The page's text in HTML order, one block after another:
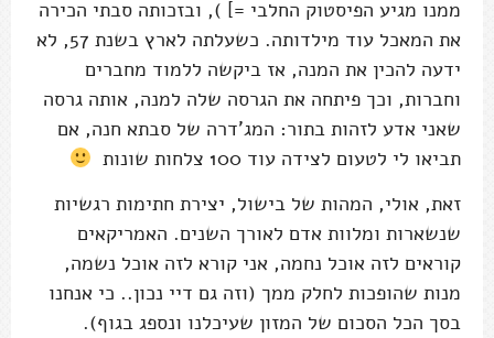
ממנו מגיע הפיסטוק החלבי =] ), ובזכותה סבתי הכירה
את המאכל עוד מילדותה. כשעלתה לארץ בשנת 57, לא
ידעה להכין את המנה, אז ביקשה ללמוד מחברים
וחברות, וכך פיתחה את הגרסה שלה למנה, אותה גרסה
שאני אדע לזהות בתור: המג'דרה של סבתא חנה, אם
תביאו לי לטעום לצידה עוד 100 צלחות שונות
זאת, אולי, המהות של בישול, יצירת חתימות רגשיות
שנשארות ומלוות אדם לאורך השנים. האמריקאים
קוראים לזה אוכל נחמה, אני קורא לזה אוכל נשמה,
מנות שהופכות לחלק ממך (וזה גם דיי נכון.. כי אנחנו
בסך הכל הסכום של המזון שעיכלנו ונספג בגוף).